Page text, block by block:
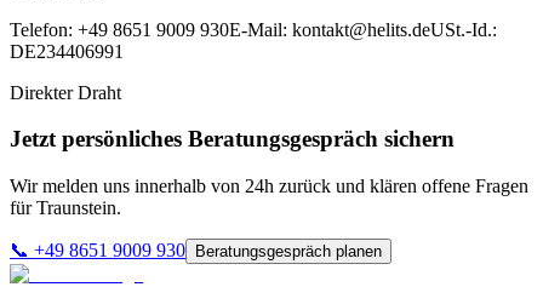
Telefon: +49 8651 9009 930E-Mail: kontakt@helits.deUSt.-Id.:
DE234406991
Direkter Draht
Jetzt persönliches Beratungsgespräch sichern
Wir melden uns innerhalb von 24h zurück und klären offene Fragen
fürTraunstein.
📞 +49 8651 9009 930 Beratungsgespräch planen